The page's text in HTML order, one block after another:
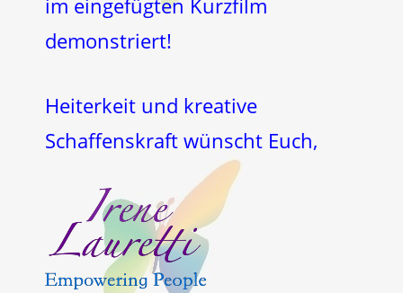
im eingefügten Kurzfilm
demonstriert!
Heiterkeit und kreative
Schaffenskraft wünscht Euch,